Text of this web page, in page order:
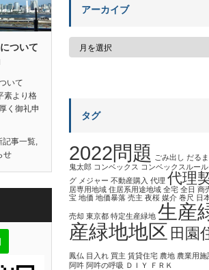
ついて
いて
素より格
く御礼申
記事一覧,
せ
アーカイブ
タグ
2022問題 ごみ出し だるま
鬼太郎 コンベックス コンベックスルール
グ メジャー 不動産購入 代理 代理
居専用地域 住居系用途地域 全宅 全日 商
宝 地価 地価暴落 売主 夜桜 媒介 巻尺 日
売却 東京都 特定生産緑地 生産
産緑地地区 田園
鳳仏 目入れ 買主 賃貸住宅 農地 農業用施
阿吽 阿吽の呼吸 ＤＩＹ ＦＲＫ